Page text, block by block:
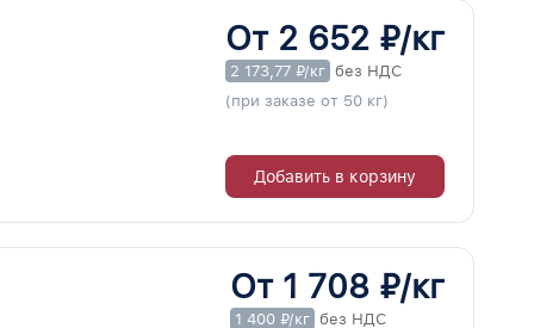
От 2 652 ₽/кг
2 173,77 ₽/кг без НДС
(при заказе от 50 кг)
Добавить в корзину
От 1 708 ₽/кг
1 400 ₽/кг без НДС